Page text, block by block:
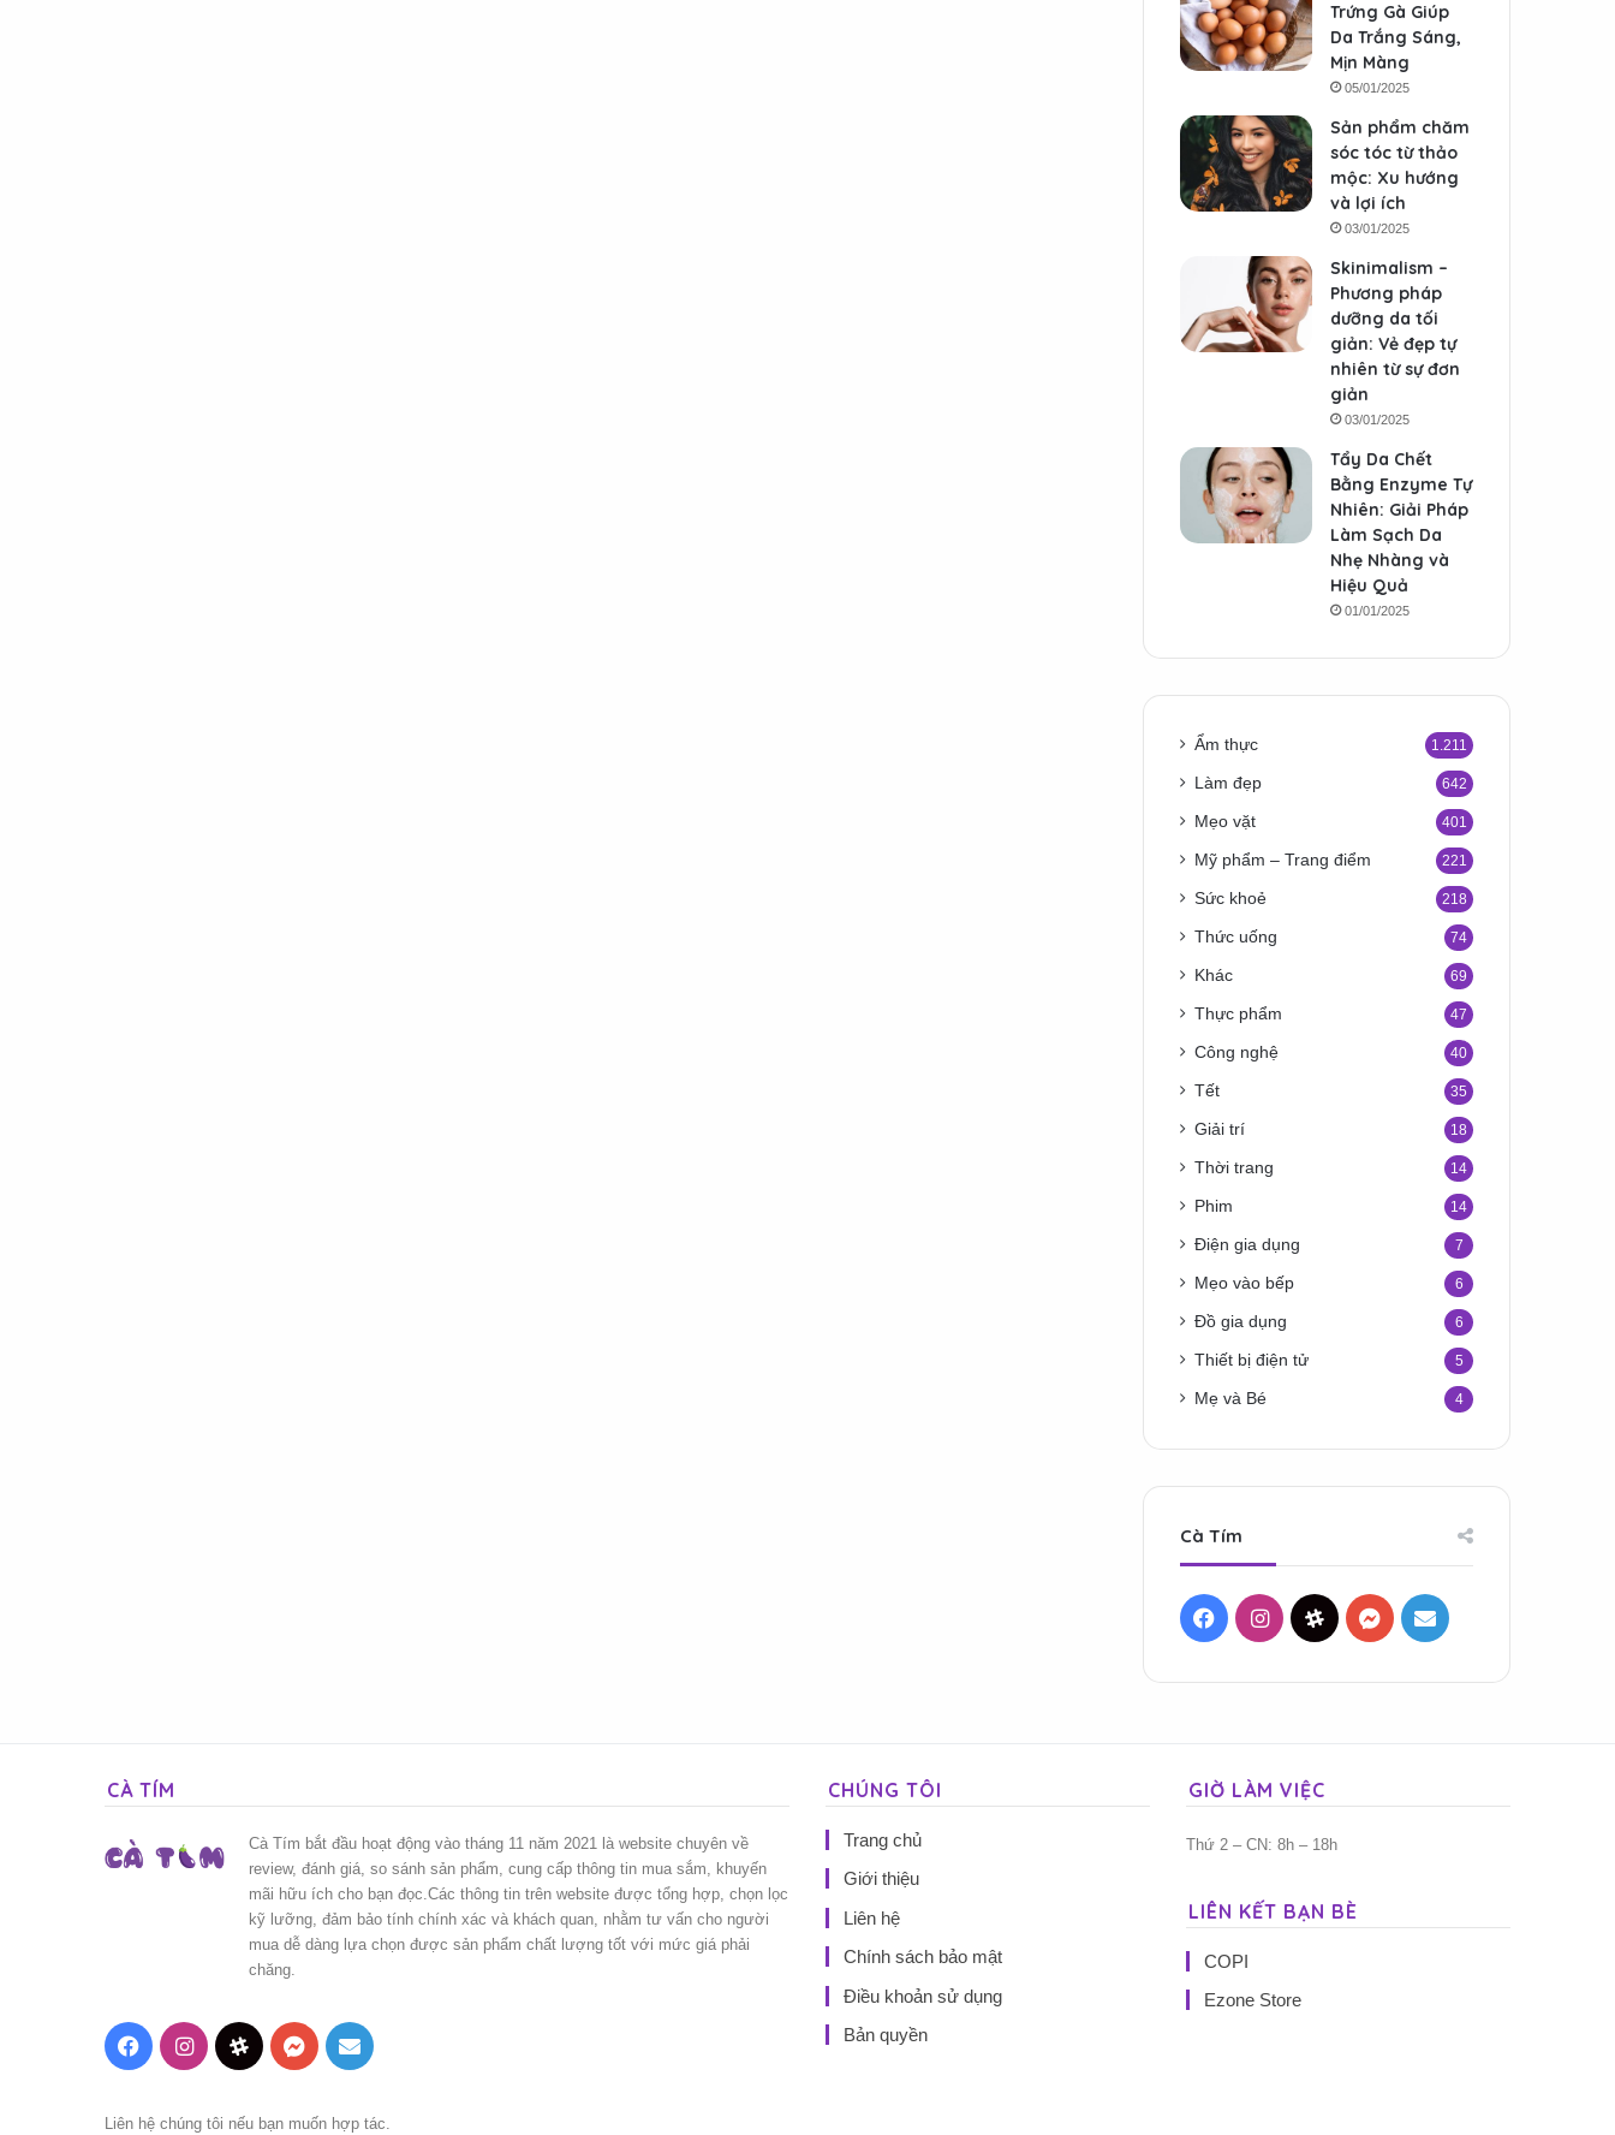
Trứng Gà Giúp
Da Trắng Sáng,
Mịn Màng
05/01/2025
Sản phẩm chăm
sóc tóc từ thảo
mộc: Xu hướng
và lợi ích
03/01/2025
Skinimalism –
Phương pháp
dưỡng da tối
giản: Vẻ đẹp tự
nhiên từ sự đơn
giản
03/01/2025
Tẩy Da Chết
Bằng Enzyme Tự
Nhiên: Giải Pháp
Làm Sạch Da
Nhẹ Nhàng và
Hiệu Quả
01/01/2025
Ẩm thực 1.211
Làm đẹp 642
Mẹo vặt 401
Mỹ phẩm – Trang điểm 221
Sức khoẻ 218
Thức uống 74
Khác 69
Thực phẩm 47
Công nghệ 40
Tết 35
Giải trí 18
Thời trang 14
Phim 14
Điện gia dụng 7
Mẹo vào bếp 6
Đồ gia dụng 6
Thiết bị điện tử 5
Mẹ và Bé 4
Cà Tím
FacebookInstagramThreadsMessenger
Mail
CÀ TÍM
Cà Tím bắt đầu hoạt động vào tháng 11 năm 2021 là website chuyên về
review, đánh giá, so sánh sản phẩm, cung cấp thông tin mua sắm, khuyến
mãi hữu ích cho bạn đọc.Các thông tin trên website được tổng hợp, chọn lọc
kỹ lưỡng, đảm bảo tính chính xác và khách quan, nhằm tư vấn cho người
mua dễ dàng lựa chọn được sản phẩm chất lượng tốt với mức giá phải
chăng.
FacebookInstagramThreadsMessenger
Mail
Liên hệ chúng tôi nếu bạn muốn hợp tác.
CHÚNG TÔI
Trang chủ
Giới thiệu
Liên hệ
Chính sách bảo mật
Điều khoản sử dụng
Bản quyền
GIỜ LÀM VIỆC
Thứ 2 – CN: 8h – 18h
LIÊN KẾT BẠN BÈ
COPI
Ezone Store